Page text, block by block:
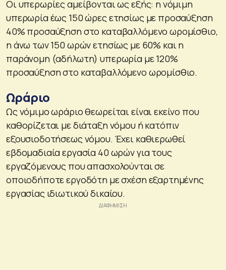
Οι υπερωρίες αμείβονται ως εξής: η νόμιμη
υπερωρία έως 150 ώρες ετησίως με προσαύξηση
40% προσαύξηση στο καταβαλλόμενο ωρομίσθιο,
η άνω των 150 ωρών ετησίως με 60% και η
παράνομη (αδήλωτη) υπερωρία με 120%
προσαύξηση στο καταβαλλόμενο ωρομίσθιο.
Ωράριο
Ως νόμιμο ωράριο θεωρείται είναι εκείνο που
καθορίζεται με διάταξη νόμου ή κατόπιν
εξουσιοδοτήσεως νόμου. Έχει καθιερωθεί
εβδομαδιαία εργασία 40 ωρών για τους
εργαζόμενους που απασχολούνται σε
οποιοδήποτε εργοδότη με σχέση εξαρτημένης
εργασίας ιδιωτικού δικαίου.